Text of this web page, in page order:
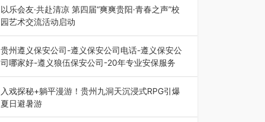
考生可选择的省内工科、新能源汽车…
以乐会友·共赴清凉 第四届“爽爽贵阳·青春之声”校
园艺术交流活动启动
七月的贵阳，清风送爽，第四届“爽爽贵阳·青春之
声”校园管弦乐（合唱）艺术交流活动…
贵州遵义保安公司-遵义保安公司电话-遵义保安公
司哪家好-遵义狼伍保安公司-20年专业安保服务
在遵义，不管是企业园区运营、小区物业管理、建
筑工地施工、商业商场经营，还是举办各…
入戏探秘+躺平漫游！贵州九洞天沉浸式RPG引爆
夏日避暑游
入伏后的贵州，清凉依旧。而在毕节深处的九洞天